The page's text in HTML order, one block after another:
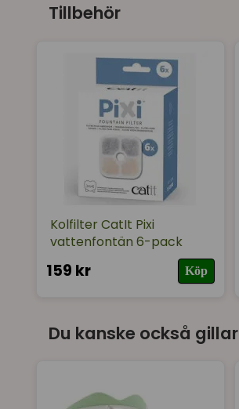
Tillbehör
Kolfilter CatIt Pixi
vattenfontän 6-pack
159 kr Köp
Du kanske också gillar